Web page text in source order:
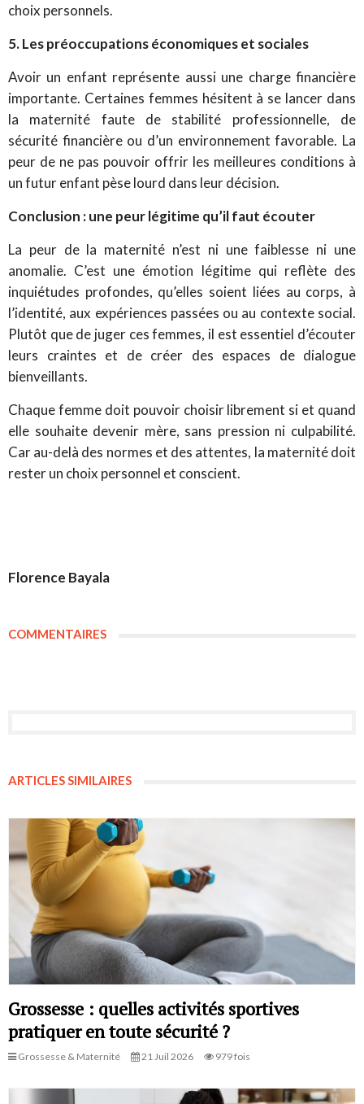
choix personnels.
5. Les préoccupations économiques et sociales
Avoir un enfant représente aussi une charge financière
importante. Certaines femmes hésitent à se lancer dans
la maternité faute de stabilité professionnelle, de
sécurité financière ou d’un environnement favorable. La
peur de ne pas pouvoir offrir les meilleures conditions à
un futur enfant pèse lourd dans leur décision.
Conclusion : une peur légitime qu’il faut écouter
La peur de la maternité n’est ni une faiblesse ni une
anomalie. C’est une émotion légitime qui reflète des
inquiétudes profondes, qu’elles soient liées au corps, à
l’identité, aux expériences passées ou au contexte social.
Plutôt que de juger ces femmes, il est essentiel d’écouter
leurs craintes et de créer des espaces de dialogue
bienveillants.
Chaque femme doit pouvoir choisir librement si et quand
elle souhaite devenir mère, sans pression ni culpabilité.
Car au-delà des normes et des attentes, la maternité doit
rester un choix personnel et conscient.
Florence Bayala
COMMENTAIRES
ARTICLES SIMILAIRES
Grossesse : quelles activités sportives
pratiquer en toute sécurité ?
Grossesse & Maternité 21 Juil 2026 979 fois